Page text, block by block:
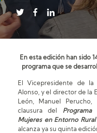
En esta edición han sido
programa que se
El Vicepresidente de la
Alonso, y el director de la
León, Manuel
clausura del
Mujeres en Entorno
alcanza ya su quinta